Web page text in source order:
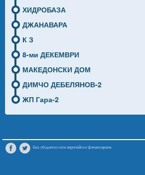
ХИДРОБАЗА
ДЖАНАВАРА
К З
8-ми ДЕКЕМВРИ
МАКЕДОНСКИ ДОМ
ДИМЧО ДЕБЕЛЯНОВ-2
ЖП Гара-2
Без общинско или европейско финансиране.